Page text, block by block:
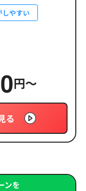
やすい
円〜
る
ンを